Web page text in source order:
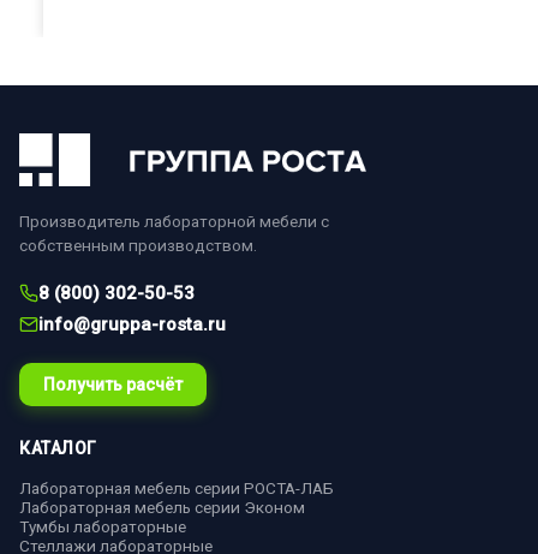
Производитель лабораторной мебели с
собственным производством.
8 (800) 302-50-53
info@gruppa-rosta.ru
Получить расчёт
КАТАЛОГ
Лабораторная мебель серии РОСТА-ЛАБ
Лабораторная мебель серии Эконом
Тумбы лабораторные
Стеллажи лабораторные